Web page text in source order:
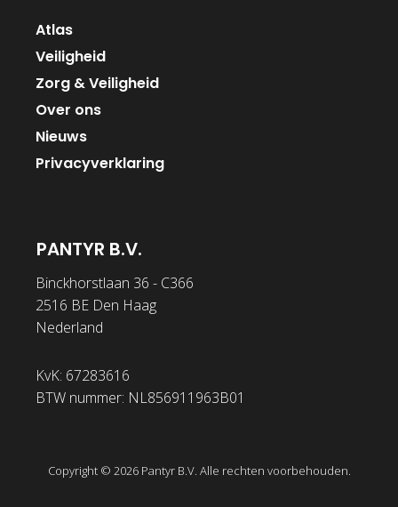
Atlas
Veiligheid
Zorg & Veiligheid
Over ons
Nieuws
Privacyverklaring
PANTYR B.V.
Binckhorstlaan 36 - C366
2516 BE Den Haag
Nederland
KvK: 67283616
BTW nummer: NL856911963B01
Copyright © 2026 Pantyr B.V. Alle rechten voorbehouden.